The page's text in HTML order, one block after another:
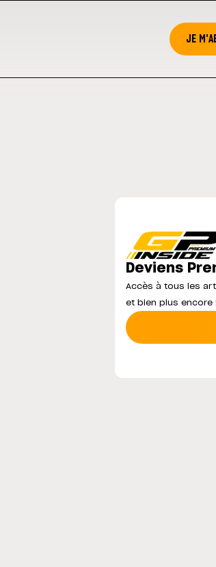
JE
et vise un retour en
MotoGP
Deviens
Accès à tous les
et bien plus encore !